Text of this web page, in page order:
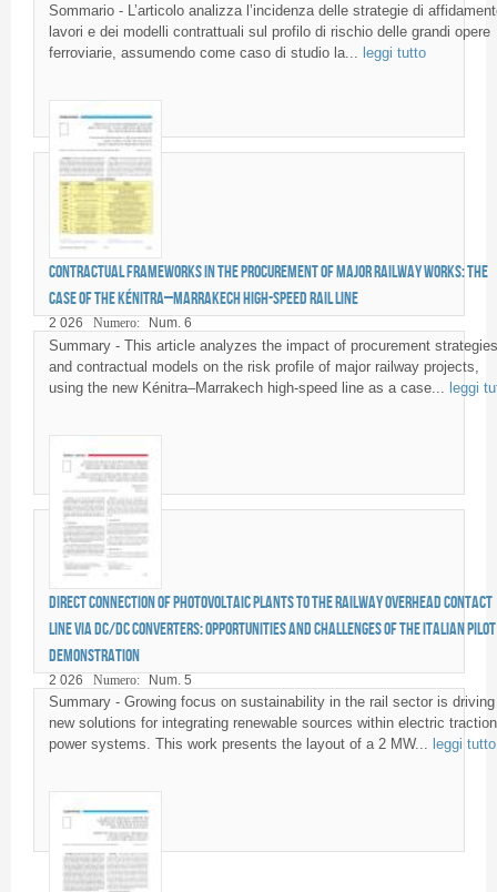
Sommario - L’articolo analizza l’incidenza delle strategie di
lavori e dei modelli contrattuali sul profilo di rischio delle grandi opere
ferroviarie, assumendo come caso di studio la...
leggi tutto
Contractual frameworks in the procurement of major railway works: the
case of the Kénitra–Marrakech High-Speed Rail line
2 026 Numero: Num. 6
Summary - This article analyzes the impact of procurement strategies
and contractual models on the risk profile of major railway projects,
using the new Kénitra–Marrakech high-speed line as a case... leggi
Direct connection of photovoltaic plants to the railway overhead contact
line via DC/DC converters: opportunities and challenges of the italian pilot
demonstration
2 026 Numero: Num. 5
Summary - Growing focus on sustainability in the rail sector is driving
new solutions for integrating renewable sources within electric traction
power systems. This work presents the layout of a 2 MW... leggi tutto